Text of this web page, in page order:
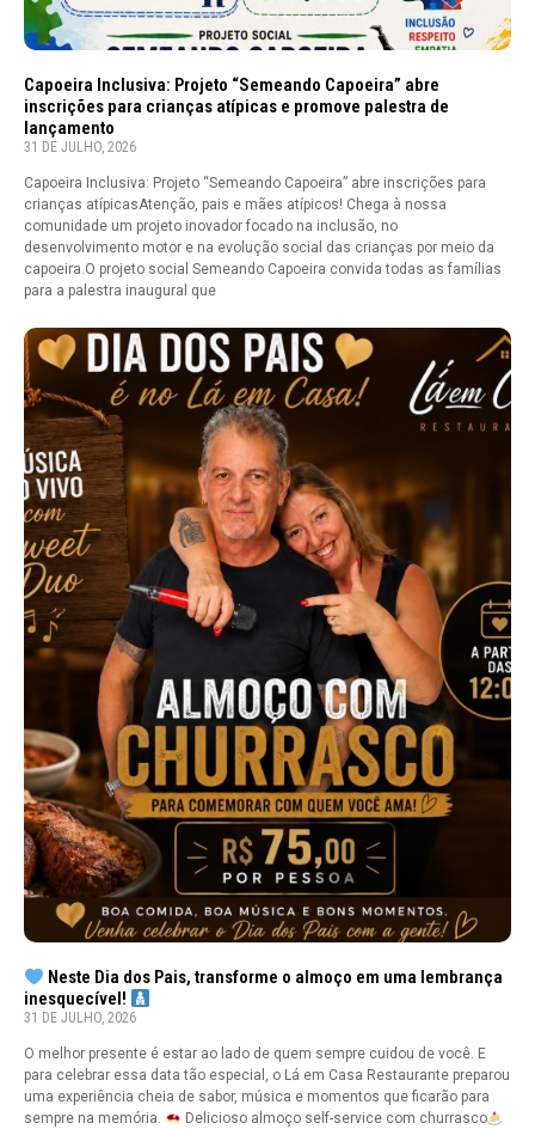
Capoeira Inclusiva: Projeto “Semeando Capoeira” abre
inscrições para crianças atípicas e promove palestra de
lançamento
31 DE JULHO, 2026
Capoeira Inclusiva: Projeto “Semeando Capoeira” abre inscrições para
crianças atípicasAtenção, pais e mães atípicos! Chega à nossa
comunidade um projeto inovador focado na inclusão, no
desenvolvimento motor e na evolução social das crianças por meio da
capoeira.O projeto social Semeando Capoeira convida todas as famílias
para a palestra inaugural que
Neste Dia dos Pais, transforme o almoço em uma lembrança
inesquecível!
31 DE JULHO, 2026
O melhor presente é estar ao lado de quem sempre cuidou de você. E
para celebrar essa data tão especial, o Lá em Casa Restaurante preparou
uma experiência cheia de sabor, música e momentos que ficarão para
sempre na memória.
Delicioso almoço self-service com churrasco